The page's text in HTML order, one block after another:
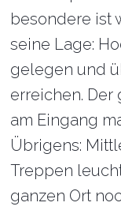
besondere ist
seine Lage:
gelegen und
erreichen.
am Eingang
Übrigens:
Treppen
ganzen Ort